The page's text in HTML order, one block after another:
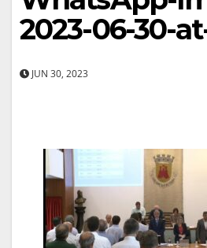
2023-06-30-at-
JUN 30, 2023